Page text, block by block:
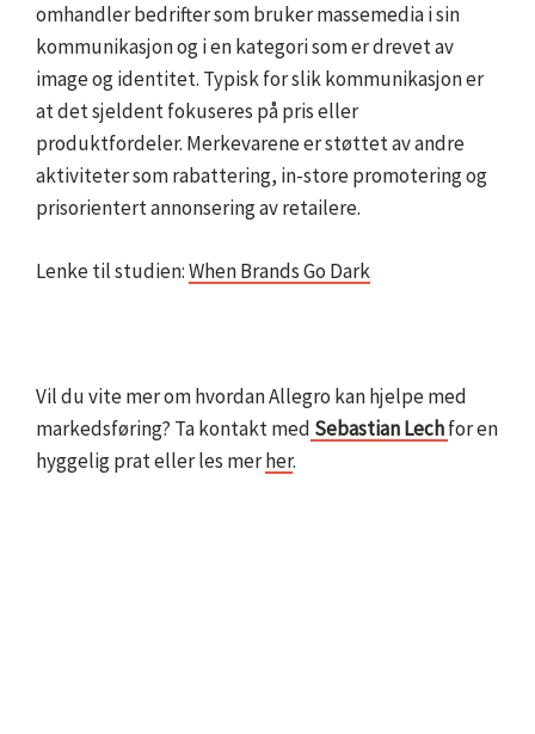
omhandler bedrifter som bruker massemedia i sin
kommunikasjon og i en kategori som er drevet av
image og identitet. Typisk for slik kommunikasjon er
at det sjeldent fokuseres på pris eller
produktfordeler. Merkevarene er støttet av andre
aktiviteter som rabattering, in-store promotering og
prisorientert annonsering av retailere.
Lenke til studien:When Brands Go Dark
Vil du vite mer om hvordan Allegro kan hjelpe med
markedsføring? Ta kontakt med Sebastian Lechfor en
hyggelig prat eller les merher.